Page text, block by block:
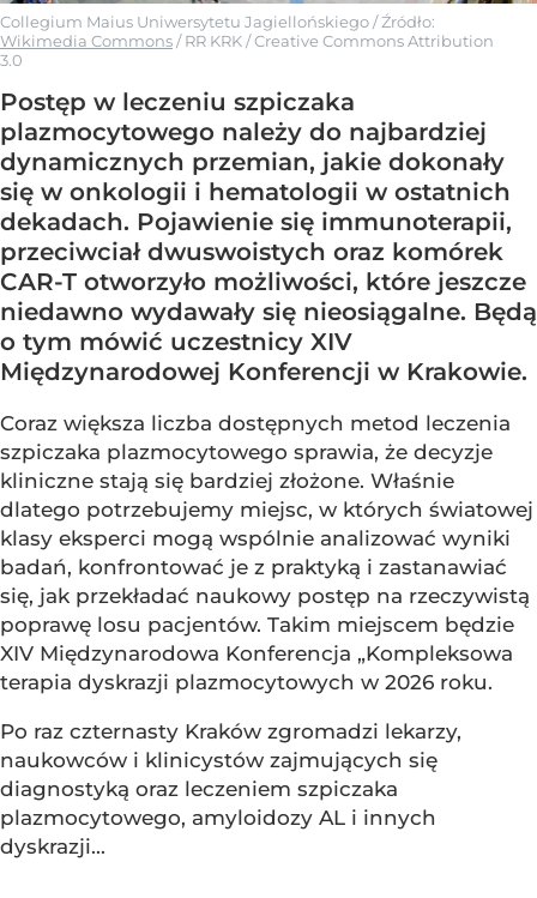
Collegium Maius Uniwersytetu Jagiellońskiego/ Źródło:
Wikimedia Commons/RR KRK / Creative Commons Attribution
3.0
Postęp w leczeniu szpiczaka
plazmocytowego należy do najbardziej
dynamicznych przemian, jakie dokonały
się w onkologii i hematologii w ostatnich
dekadach. Pojawienie się immunoterapii,
przeciwciał dwuswoistych oraz komórek
CAR-T otworzyło możliwości, które jeszcze
niedawno wydawały się nieosiągalne. Będą
o tym mówić uczestnicy XIV
Międzynarodowej Konferencji w Krakowie.
Coraz większa liczba dostępnych metod leczenia
szpiczaka plazmocytowego sprawia, że decyzje
kliniczne stają się bardziej złożone. Właśnie
dlatego potrzebujemy miejsc, w których światowej
klasy eksperci mogą wspólnie analizować wyniki
badań, konfrontować je z praktyką i zastanawiać
się, jak przekładać naukowy postęp na rzeczywistą
poprawę losu pacjentów. Takim miejscem będzie
XIV Międzynarodowa Konferencja „Kompleksowa
terapia dyskrazji plazmocytowych w 2026 roku.
Po raz czternasty Kraków zgromadzi lekarzy,
naukowców i klinicystów zajmujących się
diagnostyką oraz leczeniem szpiczaka
plazmocytowego, amyloidozy AL i innych
dyskrazji...